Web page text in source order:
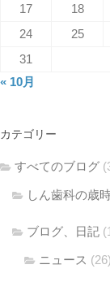
17
18
24
25
31
« 10月
カテゴリー
すべてのブログ
しん歯科の歳
ブログ、日記
ニュース (26)